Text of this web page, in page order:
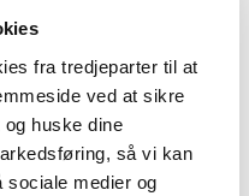
fra tredjeparter til at
ved at sikre
huske dine
så vi kan
sociale medier og